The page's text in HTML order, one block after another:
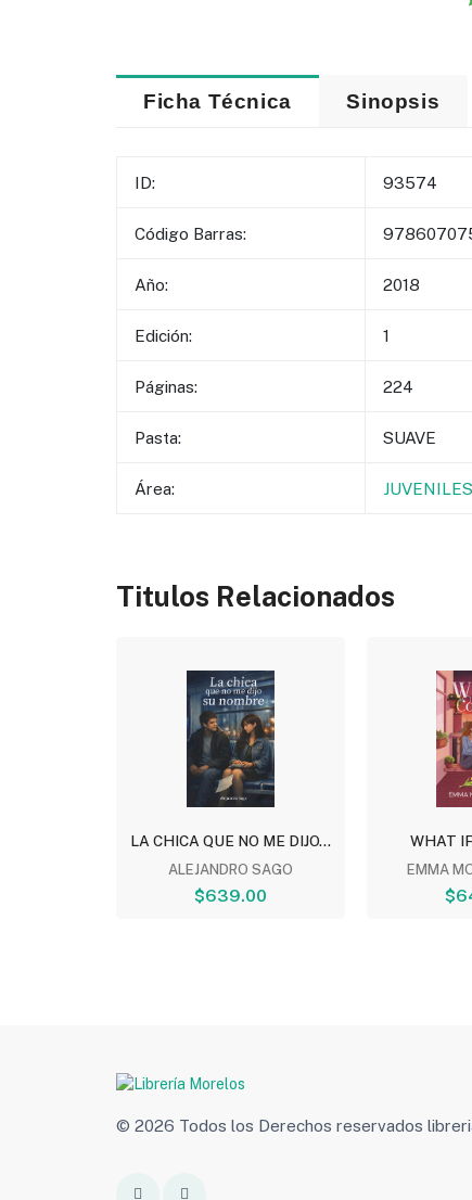
Ficha Técnica Sinopsis
ID: 93574
Código Barras:
Año: 2018
Edición: 1
Páginas: 224
Pasta: SUAVE
Área:
Titulos Relacionados
LA CHICA QUE NO ME DIJO...
ALEJANDRO SAGO
$639.00
WHAT
EMMA
© 2026 Todos los Derechos reservados